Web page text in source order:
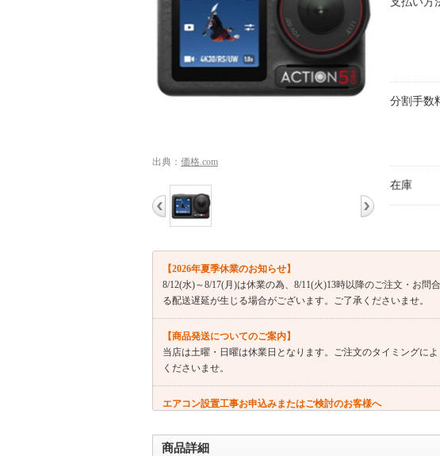
出典： 価格.com
分割手数
在庫
【2026年夏季休業のお知らせ】
8/12(水)～8/17(月)は休業の為、8/11(火)13時以降のご注文・お
る配送遅延が生じる場合がございます。ご了承くださいませ。
【商品発送についてのご案内】
当店は土曜・日曜は休業日となります。ご注文のタイミングに
くださいませ。
エアコン設置工事お申込みまたはご検討のお客様へ
者様より工事日のご連絡→設置工事の流れとなります。（商品
商品詳細